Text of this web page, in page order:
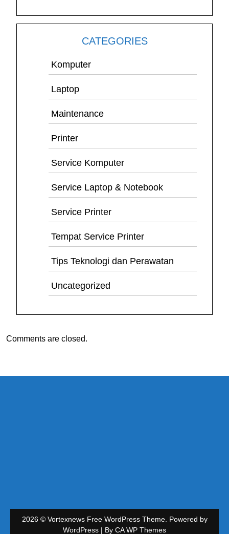
CATEGORIES
Komputer
Laptop
Maintenance
Printer
Service Komputer
Service Laptop & Notebook
Service Printer
Tempat Service Printer
Tips Teknologi dan Perawatan
Uncategorized
Comments are closed.
2026 © Vortexnews Free WordPress Theme. Powered by
WordPress | By CA WP Themes